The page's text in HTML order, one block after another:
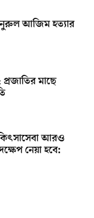
নুরুল আজিম হত্যার
মাছে
আরও
নেয়া হবে: